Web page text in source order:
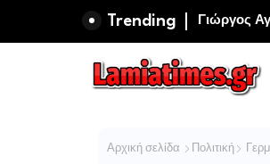
Trending
Αρχική σελίδα Πολιτική